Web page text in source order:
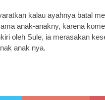
kalau ayahnya batal
anak-anakny, karena
oleh Sule, ia merasakan
anak nya.